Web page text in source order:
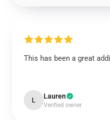
This has been a great
L Lauren
Verified owner